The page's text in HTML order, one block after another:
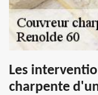
Les
charpente